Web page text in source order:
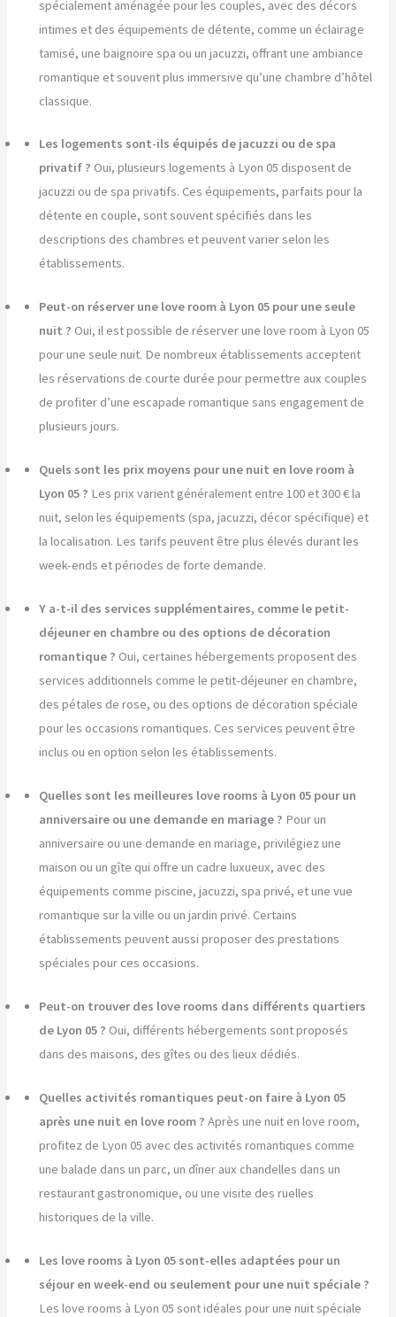
spécialement aménagée pour les couples, avec des décors
intimes et des équipements de détente, comme un éclairage
tamisé, une baignoire spa ou un jacuzzi, offrant une ambiance
romantique et souvent plus immersive qu’une chambre d’hôtel
classique.
Les logements sont-ils équipés de jacuzzi ou de spa
privatif ? Oui, plusieurs logements à Lyon 05 disposent de
jacuzzi ou de spa privatifs. Ces équipements, parfaits pour la
détente en couple, sont souvent spécifiés dans les
descriptions des chambres et peuvent varier selon les
établissements.
Peut-on réserver une love room à Lyon 05 pour une seule
nuit ? Oui, il est possible de réserver une love room à Lyon 05
pour une seule nuit. De nombreux établissements acceptent
les réservations de courte durée pour permettre aux couples
de profiter d’une escapade romantique sans engagement de
plusieurs jours.
Quels sont les prix moyens pour une nuit en love room à
Lyon 05 ? Les prix varient généralement entre 100 et 300 € la
nuit, selon les équipements (spa, jacuzzi, décor spécifique) et
la localisation. Les tarifs peuvent être plus élevés durant les
week-ends et périodes de forte demande.
Y a-t-il des services supplémentaires, comme le petit-
déjeuner en chambre ou des options de décoration
romantique ? Oui, certaines hébergements proposent des
services additionnels comme le petit-déjeuner en chambre,
des pétales de rose, ou des options de décoration spéciale
pour les occasions romantiques. Ces services peuvent être
inclus ou en option selon les établissements.
Quelles sont les meilleures love rooms à Lyon 05 pour un
anniversaire ou une demande en mariage ? Pour un
anniversaire ou une demande en mariage, privilégiez une
maison ou un gîte qui offre un cadre luxueux, avec des
équipements comme piscine, jacuzzi, spa privé, et une vue
romantique sur la ville ou un jardin privé. Certains
établissements peuvent aussi proposer des prestations
spéciales pour ces occasions.
Peut-on trouver des love rooms dans différents quartiers
de Lyon 05 ? Oui, différents hébergements sont proposés
dans des maisons, des gîtes ou des lieux dédiés.
Quelles activités romantiques peut-on faire à Lyon 05
après une nuit en love room ? Après une nuit en love room,
profitez de Lyon 05 avec des activités romantiques comme
une balade dans un parc, un dîner aux chandelles dans un
restaurant gastronomique, ou une visite des ruelles
historiques de la ville.
Les love rooms à Lyon 05 sont-elles adaptées pour un
séjour en week-end ou seulement pour une nuit spéciale ?
Les love rooms à Lyon 05 sont idéales pour une nuit spéciale